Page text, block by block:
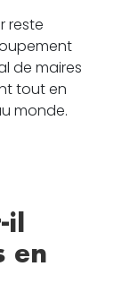
reste
de maires
tout en
monde.
il
en